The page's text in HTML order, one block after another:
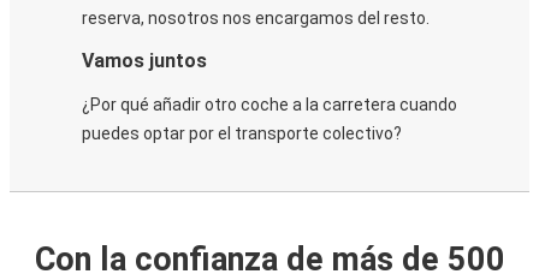
reserva, nosotros nos encargamos del resto.
Vamos juntos
¿Por qué añadir otro coche a la carretera cuando
puedes optar por el transporte colectivo?
Con la confianza de más de 500